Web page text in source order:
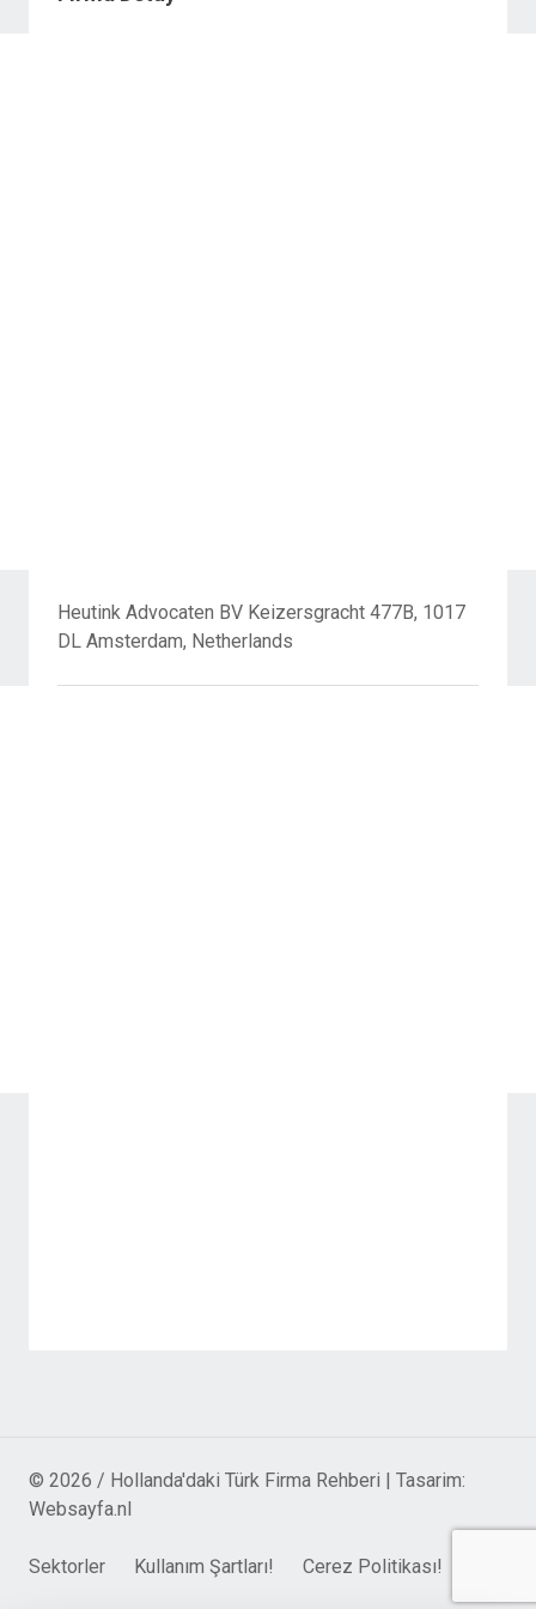
Heutink Advocaten BV Keizersgracht 477B, 1017
DL Amsterdam, Netherlands
© 2026 / Hollanda'daki Türk Firma Rehberi | Tasarim:
Websayfa.nl
Sektorler Kullanım Şartları! Cerez Politikası!